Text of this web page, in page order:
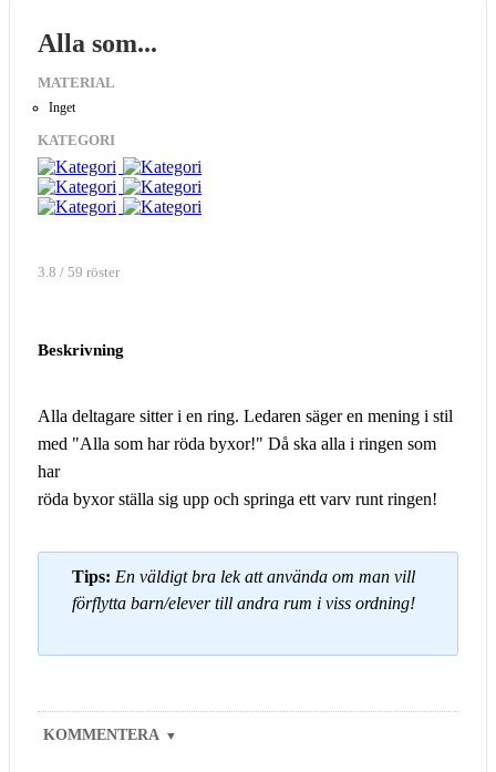
Alla som...
MATERIAL
Inget
KATEGORI
3.8 / 59 röster
Beskrivning
Alla deltagare sitter i en ring. Ledaren säger en mening i stil
med "Alla som har röda byxor!" Då ska alla i ringen som
har
röda byxor ställa sig upp och springa ett varv runt ringen!
Tips: En väldigt bra lek att använda om man vill
förflytta barn/elever till andra rum i viss ordning!
KOMMENTERA ▼